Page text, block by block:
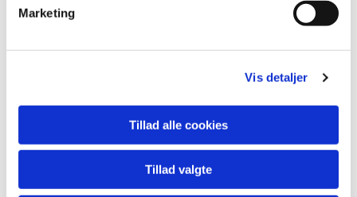
Marketing
Vis detaljer
Tillad alle cookies
Tillad valgte
Du vil måske også kunne lide...